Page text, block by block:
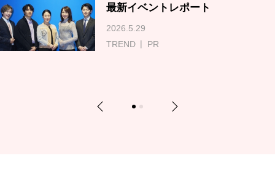
最新イベントレポート
2026.5.29
TREND
PR
Previous 1 2 Next